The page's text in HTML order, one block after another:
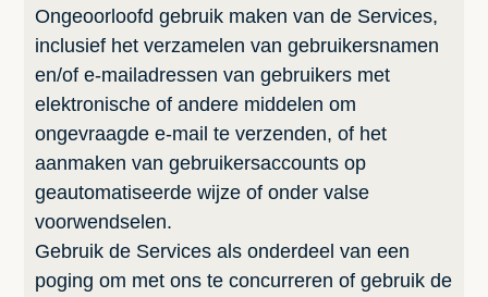
Ongeoorloofd gebruik maken van de Services,
inclusief het verzamelen van gebruikersnamen
en/of e-mailadressen van gebruikers met
elektronische of andere middelen om
ongevraagde e-mail te verzenden, of het
aanmaken van gebruikersaccounts op
geautomatiseerde wijze of onder valse
voorwendselen.
Gebruik de Services als onderdeel van een
poging om met ons te concurreren of gebruik de